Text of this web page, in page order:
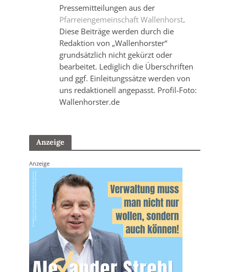
Pressemitteilungen aus der
Pfarreiengemeinschaft Wallenhorst.
Diese Beiträge werden durch die
Redaktion von „Wallenhorster“
grundsätzlich nicht gekürzt oder
bearbeitet. Lediglich die Überschriften
und ggf. Einleitungssätze werden von
uns redaktionell angepasst. Profil-Foto:
Wallenhorster.de
Anzeige
Anzeige